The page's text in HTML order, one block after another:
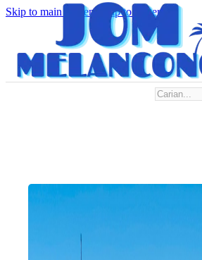
Skip to main content Skip to footer
Search